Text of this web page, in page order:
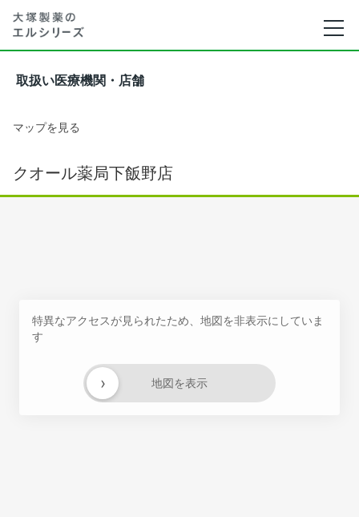
取扱い医療機関・店舗
マップを見る
クオール薬局下飯野店
特異なアクセスが見られたため、地図を非表示にしていま
す
地図を表示
›